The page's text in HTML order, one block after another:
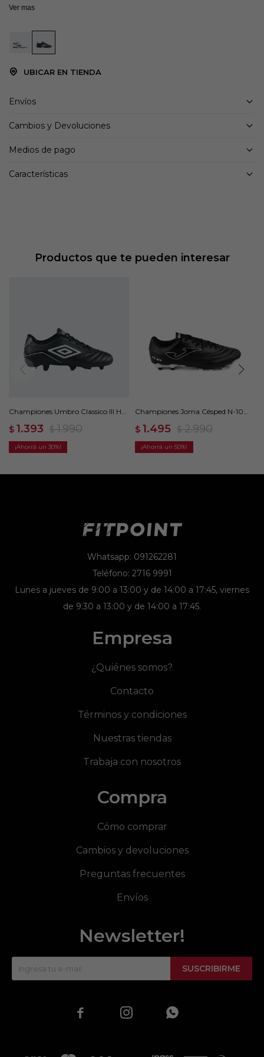
Ver mas
UBICAR EN TIENDA
Envíos
Cambios y Devoluciones
Medios de pago
Características
Productos que te pueden interesar
Championes Umbro Classico III HG
$ 1.393 $ 1.990
30
Championes Joma Césped N-10
$ 1.495 $ 2.990
50
Whatsapp: 091262281
Teléfono: 2716 9991
Lunes a jueves de 9:00 a 13:00 y de 14:00 a 17:45, viernes
de 9:30 a 13:00 y de 14:00 a 17:45.
Empresa
¿Quiénes somos?
Contacto
Términos y condiciones
Nuestras tiendas
Trabaja con nosotros
Compra
Cómo comprar
Cambios y devoluciones
Preguntas frecuentes
Envíos
Newsletter!
SUSCRIBIRME
  